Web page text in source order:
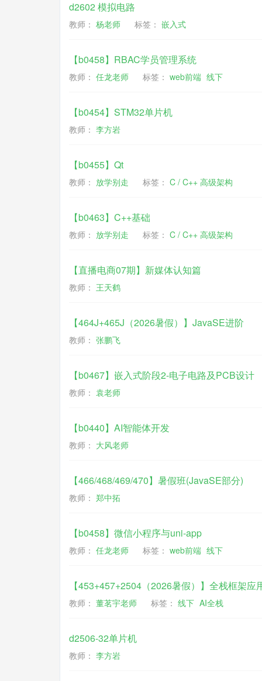
d2602 模拟电路
教师： 杨老师 标签： 嵌入式
【b0458】RBAC学员管理系统
教师： 任龙老师 标签： web前端 线下
【b0454】STM32单片机
教师： 李方岩
【b0455】Qt
教师： 放学别走 标签： C / C++ 高级架构
【b0463】C++基础
教师： 放学别走 标签： C / C++ 高级架构
【直播电商07期】新媒体认知篇
教师： 王天鹤
【464J+465J（2026暑假）】JavaSE进阶
教师： 张鹏飞
【b0467】嵌入式阶段2-电子电路及PCB设计
教师： 袁老师
【b0440】AI智能体开发
教师： 大风老师
【466/468/469/470】暑假班(JavaSE部分)
教师： 郑中拓
【b0458】微信小程序与uni-app
教师： 任龙老师 标签： web前端 线下
【453+457+2504（2026暑假）】全栈框架应
教师： 董茗宇老师 标签： 线下 AI全栈
d2506-32单片机
教师： 李方岩